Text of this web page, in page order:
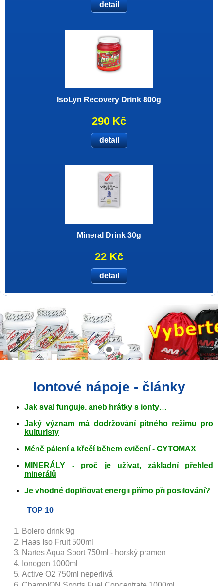
Iontové nápoje - články
Jak sval funguje, aneb hrátky s ionty…
Jaký význam má dodržování pitného režimu pro
kulturisty
Méně pálení a křečí během cvičení - CYTOMAX
MINERÁLY - proč je užívat, základní přehled
minerálů
Je vhodné doplňovat energii přímo při posilování?
TOP 10
Bolero drink 9g
Haas Iso Fruit 500ml
Nartes Aqua Sport 750ml - horský pramen
Ionogen 1000ml
Active O2 750ml neperlivá
detail
IsoLyn Recovery Drink 800g
290 Kč
detail
Mineral Drink 30g
22 Kč
detail